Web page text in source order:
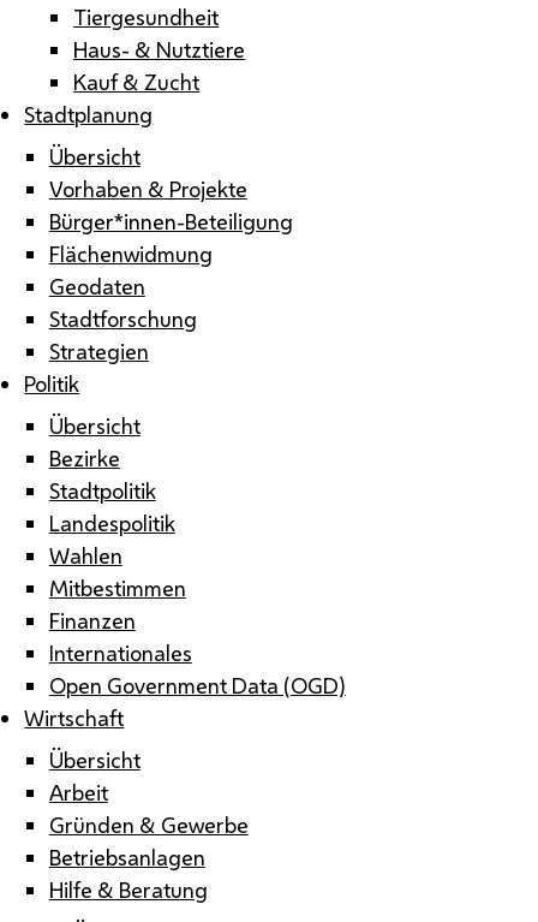
Tiergesundheit
Haus- & Nutztiere
Kauf & Zucht
Stadtplanung
Übersicht
Vorhaben & Projekte
Bürger*innen-Beteiligung
Flächenwidmung
Geodaten
Stadtforschung
Strategien
Politik
Übersicht
Bezirke
Stadtpolitik
Landespolitik
Wahlen
Mitbestimmen
Finanzen
Internationales
Open Government Data (OGD)
Wirtschaft
Übersicht
Arbeit
Gründen & Gewerbe
Betriebsanlagen
Hilfe & Beratung